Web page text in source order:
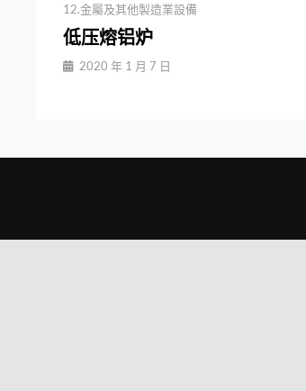
Categories
12.金屬及其他製造業設備
低压熔铝炉
By 2020 年 1 月 7 日